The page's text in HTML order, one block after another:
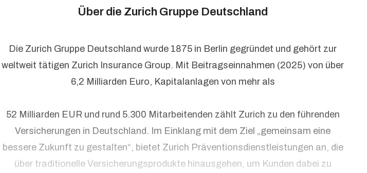
Über die Zurich Gruppe Deutschland
Die Zurich Gruppe Deutschland wurde 1875 in Berlin gegründet und gehört zur
weltweit tätigen Zurich Insurance Group. Mit Beitragseinnahmen (2025) von über
6,2 Milliarden Euro, Kapitalanlagen von mehr als
52 Milliarden EUR und rund 5.300 Mitarbeitenden zählt Zurich zu den führenden
Versicherungen in Deutschland. Im Einklang mit dem Ziel „gemeinsam eine
bessere Zukunft zu gestalten“, bietet Zurich Präventionsdienstleistungen an, die
über traditionelle Versicherungsprodukte hinausgehen, um Kunden dabei zu